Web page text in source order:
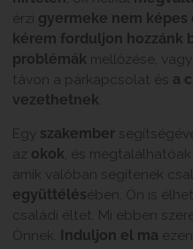
érzi gyermeke nem képes
kérem forduljon hozzánk
problémák mellőzése,
távon a párkapcsolat és a
vezethetnek
Egy szakember
az okok , és
amik valóban segítenek
együttélésében. Ön is
családi éltet. Mi ebben
Önnek.
Induljon el ma